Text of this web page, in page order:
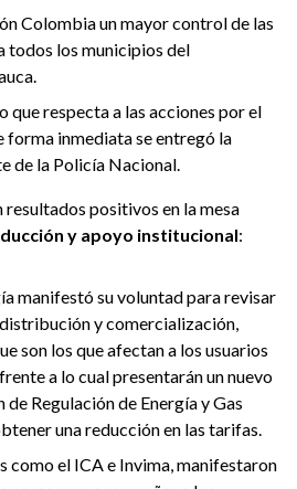
Colombia un mayor control de las
todos los municipios del
que respecta a las acciones por el
forma inmediata se entregó la
de la Policía Nacional.
resultados positivos en la mesa
y apoyo institucional:
manifestó su voluntad para revisar
y comercialización,
son los que afectan a los usuarios
a lo cual presentarán un nuevo
Regulación de Energía y Gas
una reducción en las tarifas.
como el ICA e Invima, manifestaron